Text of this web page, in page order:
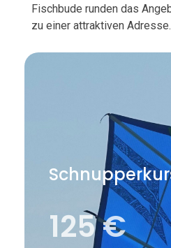
Fischbude runden das
zu einer attraktiven Adresse.
125 €